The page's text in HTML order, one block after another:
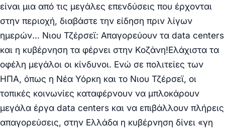
είναι μια από τις μεγάλες επενδύσεις που έρχονται
στην περιοχή, διαβάστε την είδηση πριν λίγων
ημερών… Νιου Τζέρσεϊ: Απαγορεύουν τα data centers
και η κυβέρνηση τα φέρνει στην Κοζάνη!Ελάχιστα τα
οφέλη μεγάλοι οι κίνδυνοι. Ενώ σε πολιτείες των
ΗΠΑ, όπως η Νέα Υόρκη και το Νιου Τζέρσεϊ, οι
τοπικές κοινωνίες καταφέρνουν να μπλοκάρουν
μεγάλα έργα data centers και να επιβάλλουν πλήρεις
απαγορεύσεις, στην Ελλάδα η κυβέρνηση δίνει «γη